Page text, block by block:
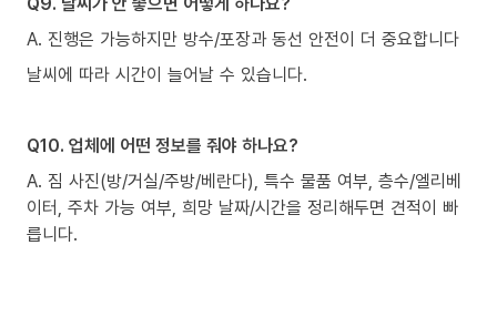
A. 진행은 가능하지만 방수/포장과 동선 안전이 더 중요합니다
날씨에 따라 시간이 늘어날 수 있습니다.
Q10. 업체에 어떤 정보를 줘야 하나요?
A. 짐 사진(방/거실/주방/베란다), 특수 물품 여부, 층수/엘리베
이터, 주차 가능 여부, 희망 날짜/시간을 정리해두면 견적이 빠
릅니다.